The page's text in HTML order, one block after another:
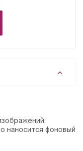
наносится фоновый